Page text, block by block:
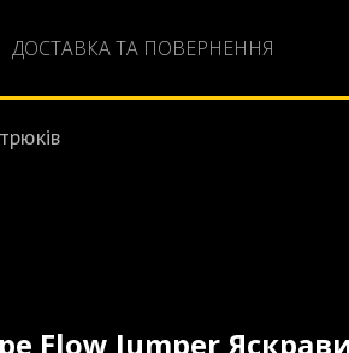
ДОСТАВКА ТА ПОВЕРНЕННЯ
Flow Jumper